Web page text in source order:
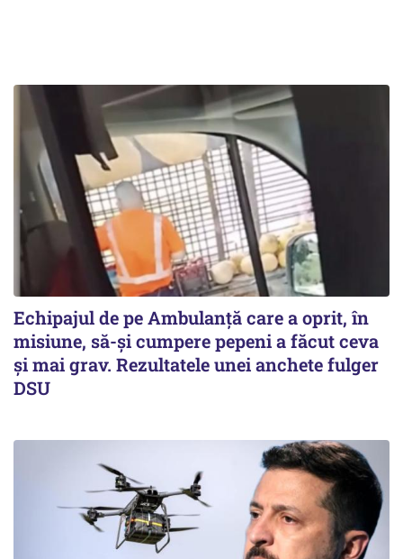
Echipajul de pe Ambulanță care a oprit, în
misiune, să-și cumpere pepeni a făcut ceva
și mai grav. Rezultatele unei anchete fulger
DSU